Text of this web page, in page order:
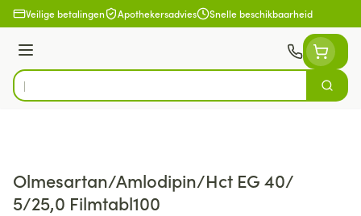
Ga naar de inhoud
Veilige betalingen Apothekersadvies Snelle beschikbaarheid
Menu
Product, merk, categorie...
Zoek
Olmesartan/Amlodipin/Hct EG 40/
5/25,0 Filmtabl100